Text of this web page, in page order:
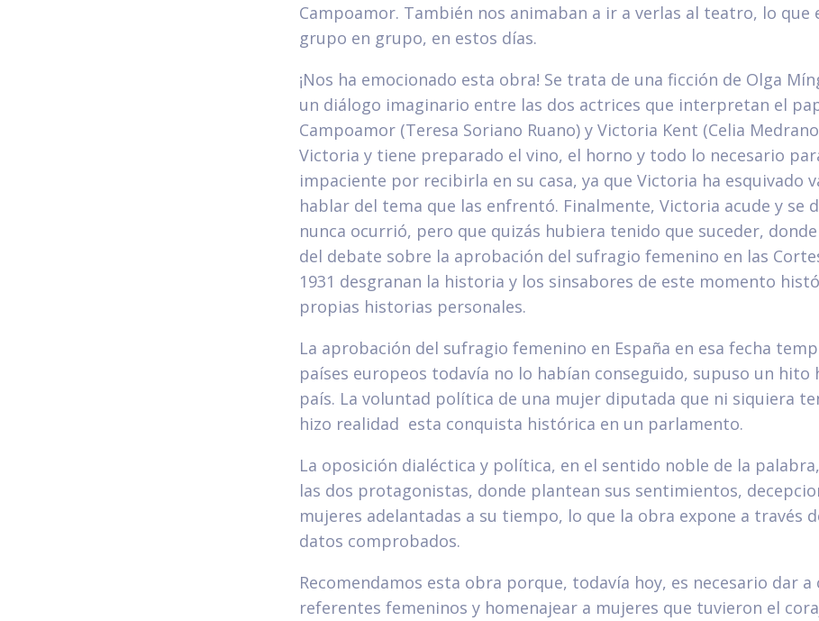
Campoamor. También nos animaban a ir a verlas al teatro, lo que
grupo en grupo, en estos días.
¡Nos ha emocionado esta obra! Se trata de una ficción de Olga
un diálogo imaginario entre las dos actrices que interpretan el
Campoamor (Teresa Soriano Ruano) y Victoria Kent (Celia
Victoria y tiene preparado el vino, el horno y todo lo necesario
impaciente por recibirla en su casa, ya que Victoria ha esquivado
hablar del tema que las enfrentó. Finalmente, Victoria acude y se
nunca ocurrió, pero que quizás hubiera tenido que suceder,
del debate sobre la aprobación del sufragio femenino en las
1931 desgranan la historia y los sinsabores de este momento
propias historias personales.
La aprobación del sufragio femenino en España en esa fecha
países europeos todavía no lo habían conseguido, supuso un
país. La voluntad política de una mujer diputada que ni siquiera
hizo realidad esta conquista histórica en un parlamento.
La oposición dialéctica y política, en el sentido noble de la
las dos protagonistas, donde plantean sus sentimientos,
mujeres adelantadas a su tiempo, lo que la obra expone a través
datos comprobados.
Recomendamos esta obra porque, todavía hoy, es necesario dar
referentes femeninos y homenajear a mujeres que tuvieron el